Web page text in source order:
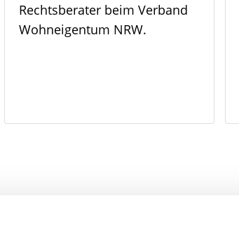
Rechtsberater beim Verband
Wohneigentum NRW.